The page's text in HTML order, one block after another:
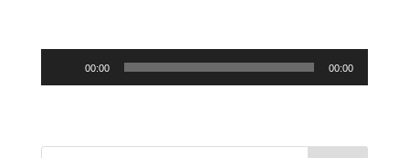
00:00 00:00